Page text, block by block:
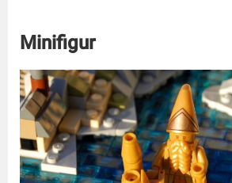
Minifigur